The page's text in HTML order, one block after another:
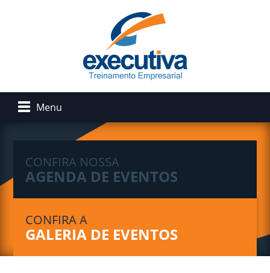
Menu
CONFIRA NOSSA
AGENDA DE EVENTOS
CONFIRA A
GALERIA DE EVENTOS